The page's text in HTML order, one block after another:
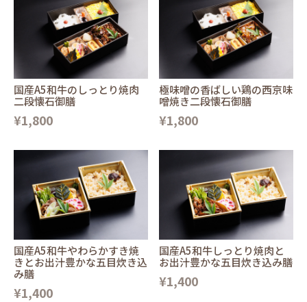
国産A5和牛のしっとり焼肉
二段懐石御膳
¥1,800
極味噌の香ばしい鶏の西京味
噌焼き二段懐石御膳
¥1,800
国産A5和牛やわらかすき焼
きとお出汁豊かな五目炊き込
み膳
¥1,400
国産A5和牛しっとり焼肉と
お出汁豊かな五目炊き込み膳
¥1,400